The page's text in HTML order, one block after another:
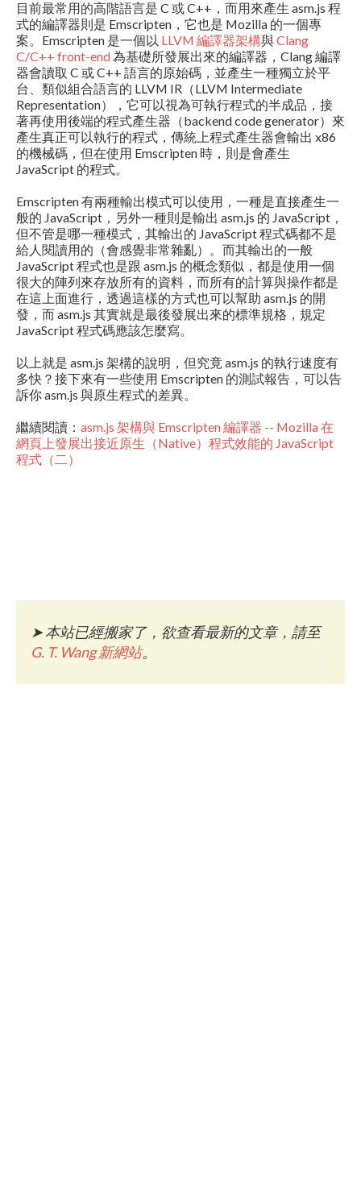
目前最常用的高階語言是 C 或 C++，而用來產生 asm.js 程
式的編譯器則是 Emscripten，它也是 Mozilla 的一個專
案。Emscripten 是一個以 LLVM 編譯器架構與Clang
C/C++ front-end 為基礎所發展出來的編譯器，Clang 編譯
器會讀取 C 或 C++ 語言的原始碼，並產生一種獨立於平
台、類似組合語言的 LLVM IR（LLVM Intermediate
Representation），它可以視為可執行程式的半成品，接
著再使用後端的程式產生器（backend code generator）來
產生真正可以執行的程式，傳統上程式產生器會輸出 x86
的機械碼，但在使用 Emscripten 時，則是會產生
JavaScript 的程式。
Emscripten 有兩種輸出模式可以使用，一種是直接產生一
般的 JavaScript，另外一種則是輸出 asm.js 的 JavaScript，
但不管是哪一種模式，其輸出的 JavaScript 程式碼都不是
給人閱讀用的（會感覺非常雜亂）。而其輸出的一般
JavaScript 程式也是跟 asm.js 的概念類似，都是使用一個
很大的陣列來存放所有的資料，而所有的計算與操作都是
在這上面進行，透過這樣的方式也可以幫助 asm.js 的開
發，而 asm.js 其實就是最後發展出來的標準規格，規定
JavaScript 程式碼應該怎麼寫。
以上就是 asm.js 架構的說明，但究竟 asm.js 的執行速度有
多快？接下來有一些使用 Emscripten 的測試報告，可以告
訴你 asm.js 與原生程式的差異。
繼續閱讀： asm.js 架構與 Emscripten 編譯器 -- Mozilla 在
網頁上發展出接近原生（Native）程式效能的 JavaScript
程式（二）
➤本站已經搬家了，欲查看最新的文章，請至
G. T. Wang 新網站。